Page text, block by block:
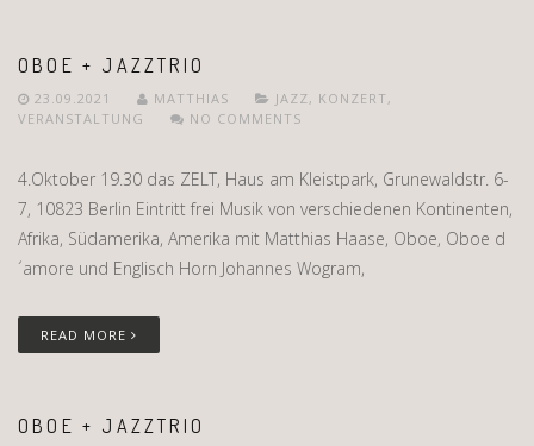
OBOE + JAZZTRIO
23.09.2021 MATTHIAS JAZZ, KONZERT ,
VERANSTALTUNG
NO COMMENTS
4.Oktober 19.30 das ZELT, Haus am Kleistpark, Grunewaldstr. 6-
7, 10823 Berlin Eintritt frei Musik von verschiedenen Kontinenten,
Afrika, Südamerika, Amerika mit Matthias Haase, Oboe, Oboe d
´amore und Englisch Horn Johannes Wogram,
READ MORE
OBOE + JAZZTRIO